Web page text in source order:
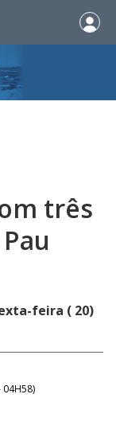
três
feira ( 20)
04H58)